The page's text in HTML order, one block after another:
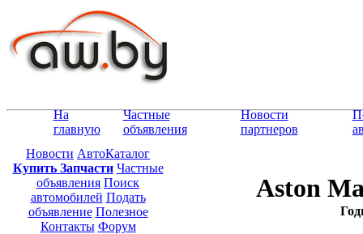
На
главную
Частные
объявления
Новости
партнеров
Новости АвтоКаталог
Купить Запчасти Частные
объявления Поиск
автомобилей Подать
объявление Полезное
Контакты Форум
Aston